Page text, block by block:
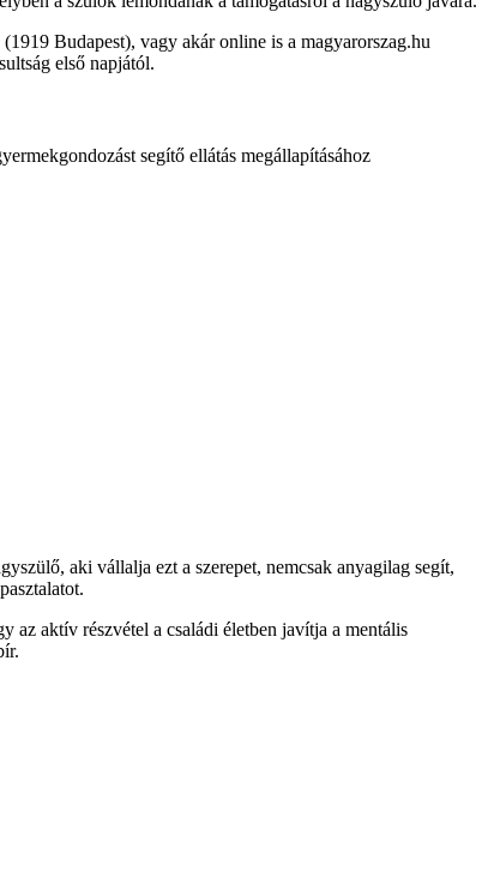
Budapest), vagy akár online is a magyarorszag.hu
első napjától.
segítő ellátás megállapításához
aki vállalja ezt a szerepet, nemcsak anyagilag segít,
az aktív részvétel a családi életben javítja a mentális